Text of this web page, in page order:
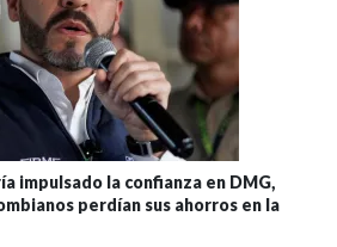
impulsado la confianza en DMG,
perdían sus ahorros en la